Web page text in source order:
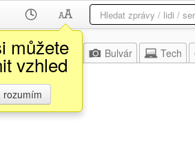
můžete
vzhled
rozumím
Z domova Bulvár Tech
Hall